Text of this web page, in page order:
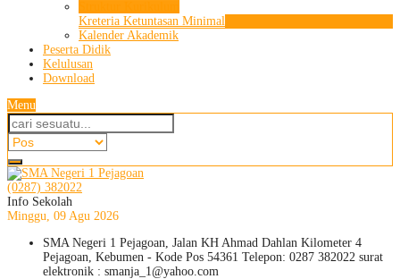
Kreteria Ketuntasan Minimal
Kalender Akademik
Peserta Didik
Kelulusan
Download
Menu
(0287) 382022
Info Sekolah
Minggu, 09 Agu 2026
SMA Negeri 1 Pejagoan, Jalan KH Ahmad Dahlan Kilometer 4
Pejagoan, Kebumen - Kode Pos 54361 Telepon: 0287 382022 surat
elektronik : smanja_1@yahoo.com